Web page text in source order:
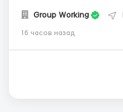
Group Working
16 часов назад